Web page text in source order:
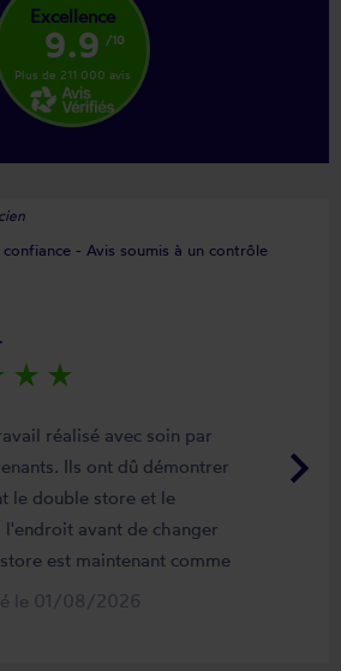
Excellence
9.9 /10
Plus de 211 000 avis
- Avis soumis à un contrôle
keyboard_arrow_right
star_rate star_rate
réalisé avec soin par
Ils ont dû démontrer
le double store et le
l'endroit avant de changer
est maintenant comme
positionné et
le 01/08/2026